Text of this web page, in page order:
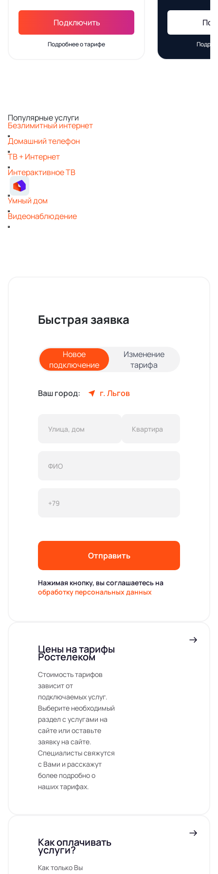
Подключить
Подробнее о тарифе
Популярные услуги
Безлимитный интернет
Домашний телефон
ТВ + Интернет
Интерактивное ТВ
Умный дом
Видеонаблюдение
Быстрая заявка
Новое
подключение
Изменение
тарифа
Ваш город: г. Льгов
Отправить
Нажимая кнопку, вы соглашаетесь на
обработку персональных данных
Цены на тарифы
Ростелеком
Стоимость тарифов
зависит от
подключаемых услуг.
Выберите необходимый
раздел с услугами на
сайте или оставьте
заявку на сайте.
Специалисты свяжутся
с Вами и расскажут
более подробно о
наших тарифах.
Как оплачивать
услуги?
Как только Вы